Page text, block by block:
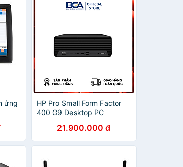
ứng
HP Pro Small Form Factor
400 G9 Desktop PC
21.900.000 đ